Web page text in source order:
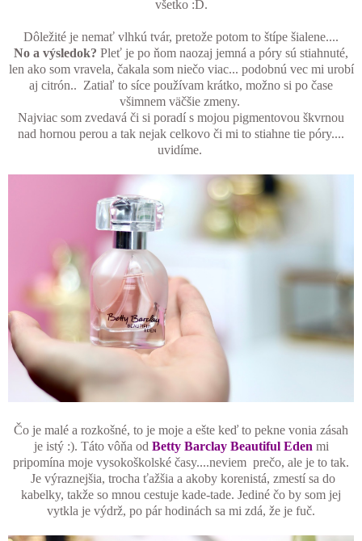
všetko :D.
Dôležité je nemať vlhkú tvár, pretože potom to štípe šialene....
No a výsledok? Pleť je po ňom naozaj jemná a póry sú stiahnuté,
len ako som vravela, čakala som niečo viac... podobnú vec mi urobí
aj citrón.. Zatiaľ to síce používam krátko, možno si po čase
všimnem väčšie zmeny.
Najviac som zvedavá či si poradí s mojou pigmentovou škvrnou
nad hornou perou a tak nejak celkovo či mi to stiahne tie póry....
uvidíme.
Čo je malé a rozkošné, to je moje a ešte keď to pekne vonia zásah
je istý :). Táto vôňa od Betty Barclay Beautiful Eden mi
pripomína moje vysokoškolské časy....neviem prečo, ale je to tak.
Je výraznejšia, trocha ťažšia a akoby korenistá, zmestí sa do
kabelky, takže so mnou cestuje kade-tade. Jediné čo by som jej
vytkla je výdrž, po pár hodinách sa mi zdá, že je fuč.